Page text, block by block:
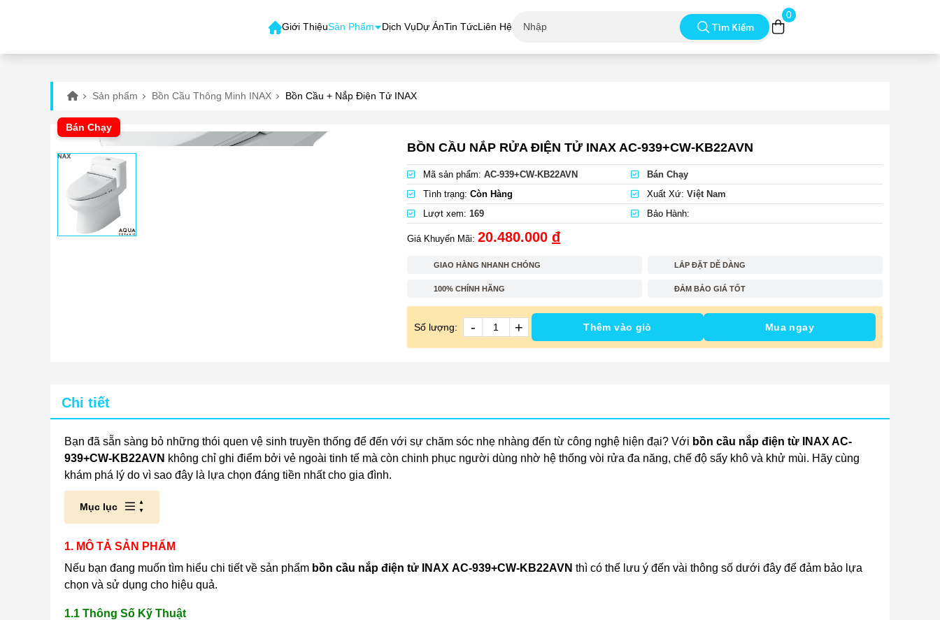
Giới ThiệuSản Phẩm Dịch VụDự ÁnTin TứcLiên Hệ Tìm Kiếm
0
Sản phẩm Bồn Cầu Thông Minh INAX Bồn Cầu + Nắp Điện Tử INAX
Bán Chạy
BỒN CẦU NẮP RỬA ĐIỆN TỬ INAX AC-939+CW-KB22AVN
Mã sản phẩm: AC-939+CW-KB22AVN
Bán Chạy
Tình trạng: Còn Hàng Xuất Xứ: Việt Nam
Lượt xem: 169 Bảo Hành:
Giá Khuyến Mãi: 20.480.000 đ
GIAO HÀNG NHANH CHÓNG LẮP ĐẶT DỄ DÀNG
100% CHÍNH HÃNG ĐẢM BẢO GIÁ TỐT
Số lượng: - + Thêm vào giỏ Mua ngay
Chi tiết
Bạn đã sẵn sàng bỏ những thói quen vệ sinh truyền thống để đến với sự chăm sóc nhẹ nhàng đến từ công nghệ hiện đại? Với bồn cầu nắp điện từ INAX AC-
939+CW-KB22AVN không chỉ ghi điểm bởi vẻ ngoài tinh tế mà còn chinh phục người dùng nhờ hệ thống vòi rửa đa năng, chế độ sấy khô và khử mùi. Hãy cùng
khám phá lý do vì sao đây là lựa chọn đáng tiền nhất cho gia đình.
Mục lục
1. MÔ TẢ SẢN PHẨM
Nếu bạn đang muốn tìm hiểu chi tiết về sản phẩm bồn cầu nắp điện tử INAX AC-939+CW-KB22AVN thì có thể lưu ý đến vài thông số dưới đây để đảm bảo lựa
chọn và sử dụng cho hiệu quả.
1.1 Thông Số Kỹ Thuật